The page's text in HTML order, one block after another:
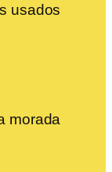
usados
morada